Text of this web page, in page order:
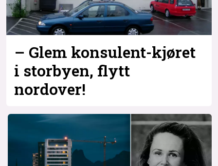
– Glem konsulent-kjøret
i storbyen, flytt
nordover!